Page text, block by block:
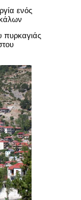
ενός
πυρκαγιάς